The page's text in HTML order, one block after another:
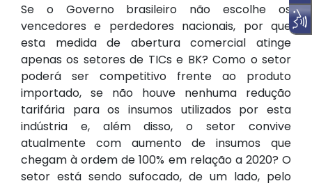
Se o Governo brasileiro não escolhe os
vencedores e perdedores nacionais, por que
esta medida de abertura comercial atinge
apenas os setores de TICs e BK? Como o setor
poderá ser competitivo frente ao produto
importado, se não houve nenhuma redução
tarifária para os insumos utilizados por esta
indústria e, além disso, o setor convive
atualmente com aumento de insumos que
chegam à ordem de 100% em relação a 2020? O
setor está sendo sufocado, de um lado, pelo